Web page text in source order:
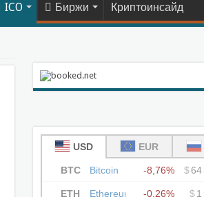
ICO Биржи Криптоинсайд